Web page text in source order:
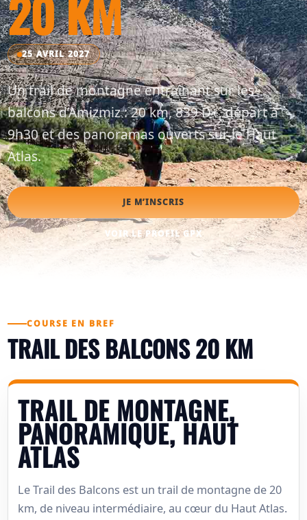
20 KM
25 AVRIL 2027
Un trail de montagne entraînant sur les
balcons d’Amizmiz : 20 km, 839 D+, départ à
9h30 et des panoramas ouverts sur le Haut
Atlas.
JE M’INSCRIS
VOIR LE PROFIL GPX
COURSE EN BREF
TRAIL DES BALCONS 20 KM
TRAIL DE MONTAGNE,
PANORAMIQUE, HAUT
ATLAS
Le Trail des Balcons est un trail de montagne de 20
km, de niveau intermédiaire, au cœur du Haut Atlas.